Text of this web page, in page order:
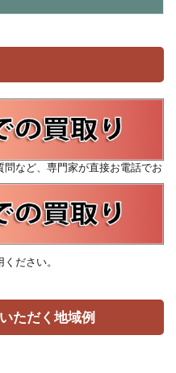
など、専門家が直接お電話でお
ださい。
ただく地域例